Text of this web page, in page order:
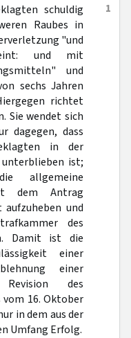
1
schuldig
Raubes in
"und
und mit
und
sechs Jahren
richtet
Sie wendet sich
dagegen, dass
in der
ist;
allgemeine
dem Antrag
und
des
Damit ist die
einer
einer
Revision des
vom 16. Oktober
in dem aus der
Umfang Erfolg.